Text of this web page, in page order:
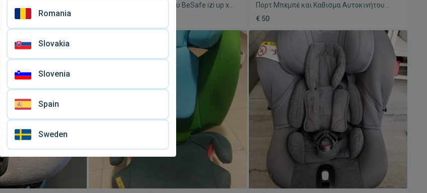
για καθισματάκι
ελάχιστα
Καθισματάκι αυτοκινήτου BeSafe izi up x3
Πορτ Μπεμπέ και Καθισμα Αυτοκινήτου
Carello μεταχειρισμένο με Isofix
€ 50
Romania
Slovakia
Slovenia
Spain
Sweden